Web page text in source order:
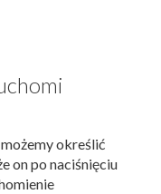
określić
on po naciśnięciu